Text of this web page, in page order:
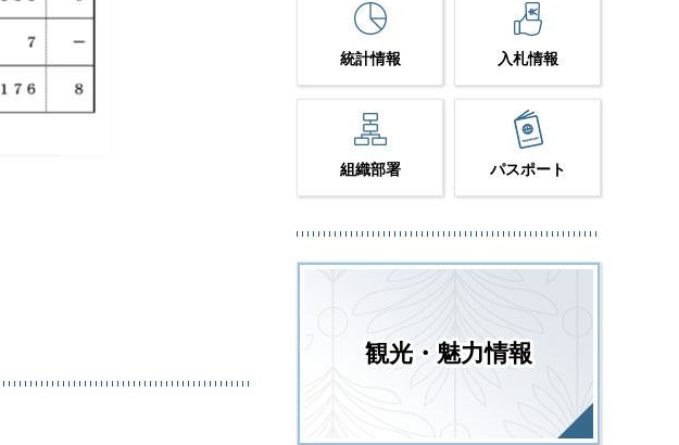
統計情報 入札情報
組織部署 パスポート
観光・魅力情報